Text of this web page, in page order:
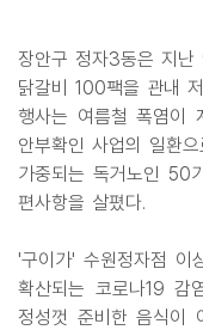
장안구 정자3동은 지난
닭갈비 100팩을 관내
행사는 여름철 폭염이
안부확인 사업의 일환
가중되는 독거노인 50
편사항을 살폈다.
'구이가' 수원정자점
확산되는 코로나19 감
정성껏 준비한 음식이